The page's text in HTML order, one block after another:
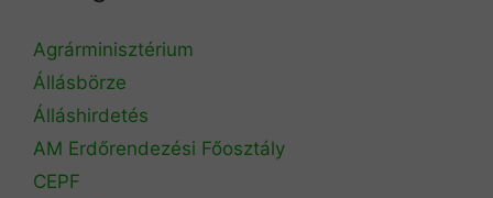
Agrárminisztérium
Állásbörze
Álláshirdetés
AM Erdőrendezési Főosztály
CEPF